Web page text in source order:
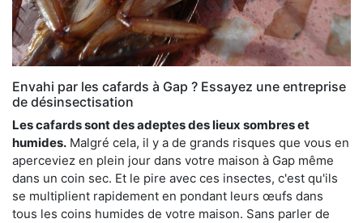
Envahi par les cafards à Gap ? Essayez une entreprise
de désinsectisation
Les cafards sont des adeptes des lieux sombres et
humides. Malgré cela, il y a de grands risques que vous en
aperceviez en plein jour dans votre maison à Gap même
dans un coin sec. Et le pire avec ces insectes, c'est qu'ils
se multiplient rapidement en pondant leurs œufs dans
tous les coins humides de votre maison. Sans parler de